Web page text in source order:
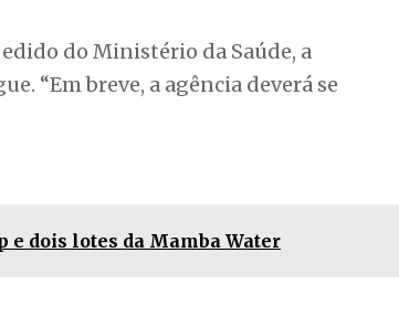
do Ministério da Saúde, a
“Em breve, a agência deverá se
dois lotes da Mamba Water